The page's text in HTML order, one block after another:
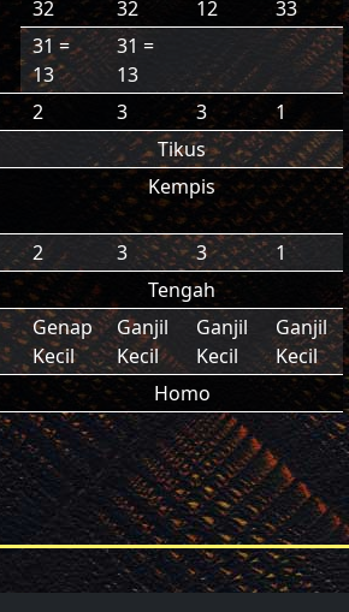
32
32
12
33
31 =
13
31 =
13
2 3 3
1
Tikus
Kempis
2 3 3
1
Tengah
Genap
Kecil
Ganjil
Kecil
Ganjil
Kecil
Ganjil
Kecil
Homo